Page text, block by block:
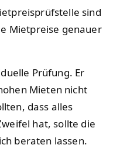
sind
Mietpreise genauer
Prüfung. Er
Mieten nicht
dass alles
hat, sollte die
beraten lassen.